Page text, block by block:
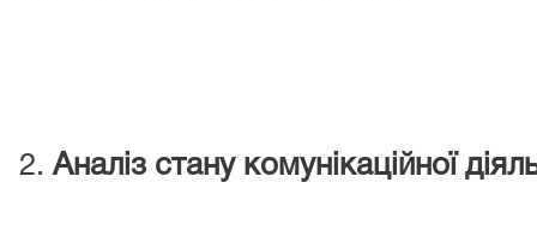
Аналіз стану комунікаційної